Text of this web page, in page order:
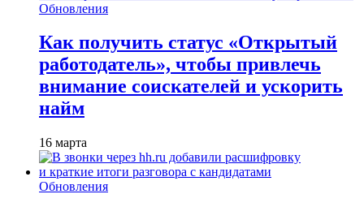
Обновления
Как получить статус «Открытый
работодатель», чтобы привлечь
внимание соискателей и ускорить
найм
16 марта
Обновления